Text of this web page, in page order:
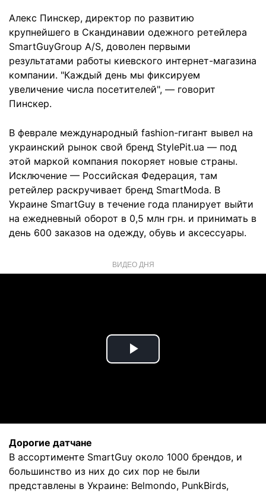
Алекс Пинскер, директор по развитию
крупнейшего в Скандинавии одежного ретейлера
SmartGuyGroup A/S, доволен первыми
результатами работы киевского интернет-магазина
компании. "Каждый день мы фиксируем
увеличение числа посетителей", — говорит
Пинскер.
В феврале международный fashion-гигант вывел на
украинский рынок свой бренд StylePit.ua — под
этой маркой компания покоряет новые страны.
Исключение — Российская Федерация, там
ретейлер раскручивает бренд SmartModa. В
Украине SmartGuy в течение года планирует выйти
на ежедневный оборот в 0,5 млн грн. и принимать в
день 600 заказов на одежду, обувь и аксессуары.
ВИДЕО ДНЯ
Play
Дорогие датчане
В ассортименте SmartGuy около 1000 брендов, и
большинство из них до сих пор не были
представлены в Украине: Belmondo, PunkBirds,